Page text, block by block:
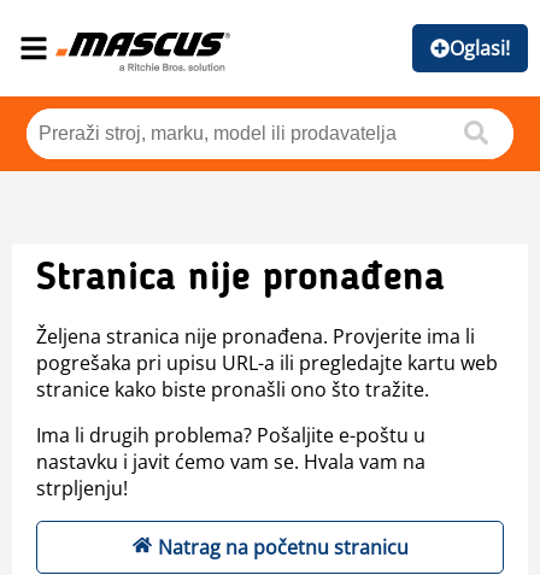
Oglasi!
Stranica nije pronađena
Željena stranica nije pronađena. Provjerite ima li
pogrešaka pri upisu URL-a ili pregledajte kartu web
stranice kako biste pronašli ono što tražite.
Ima li drugih problema? Pošaljite e-poštu u
nastavku i javit ćemo vam se. Hvala vam na
strpljenju!
Natrag na početnu stranicu